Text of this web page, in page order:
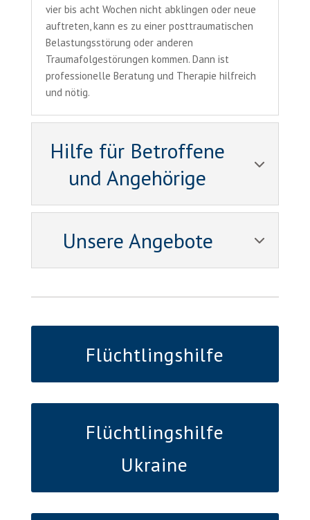
vier bis acht Wochen nicht abklingen oder neue
auftreten, kann es zu einer posttraumatischen
Belastungsstörung oder anderen
Traumafolgestörungen kommen. Dann ist
professionelle Beratung und Therapie hilfreich
und nötig.
Hilfe für Betroffene
und Angehörige
Unsere Angebote
Flüchtlingshilfe
Flüchtlingshilfe
Ukraine